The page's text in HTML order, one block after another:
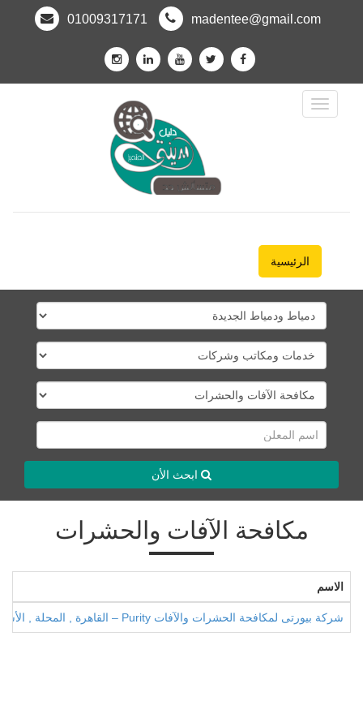
madentee@gmail.com
01009317171
Toggle
Navigation
الرئيسية
ابحث الأن
مكافحة الآفات والحشرات
الاسم
شركة بيورتى لمكافحة الحشرات والآفات Purity – القاهرة , المحلة , الأسكندرية , شرم الشيخ , الغردقة , العين السخنة , مرسى علم